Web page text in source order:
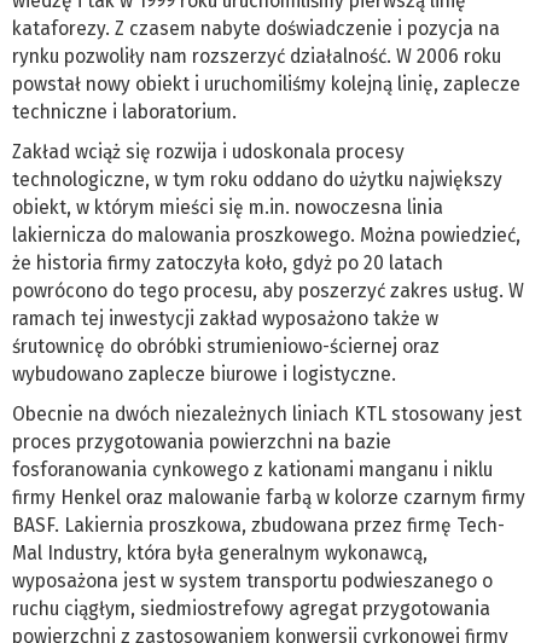
kataforezy. Z czasem nabyte doświadczenie i pozycja na
rynku pozwoliły nam rozszerzyć działalność. W 2006 roku
powstał nowy obiekt i uruchomiliśmy kolejną linię, zaplecze
techniczne i laboratorium.
Zakład wciąż się rozwija i udoskonala procesy
technologiczne, w tym roku oddano do użytku największy
obiekt, w którym mieści się m.in. nowoczesna linia
lakiernicza do malowania proszkowego. Można powiedzieć,
że historia firmy zatoczyła koło, gdyż po 20 latach
powrócono do tego procesu, aby poszerzyć zakres usług. W
ramach tej inwestycji zakład wyposażono także w
śrutownicę do obróbki strumieniowo-ściernej oraz
wybudowano zaplecze biurowe i logistyczne.
Obecnie na dwóch niezależnych liniach KTL stosowany jest
proces przygotowania powierzchni na bazie
fosforanowania cynkowego z kationami manganu i niklu
firmy Henkel oraz malowanie farbą w kolorze czarnym firmy
BASF. Lakiernia proszkowa, zbudowana przez firmę Tech-
Mal Industry, która była generalnym wykonawcą,
wyposażona jest w system transportu podwieszanego o
ruchu ciągłym, siedmiostrefowy agregat przygotowania
powierzchni z zastosowaniem konwersji cyrkonowej firmy